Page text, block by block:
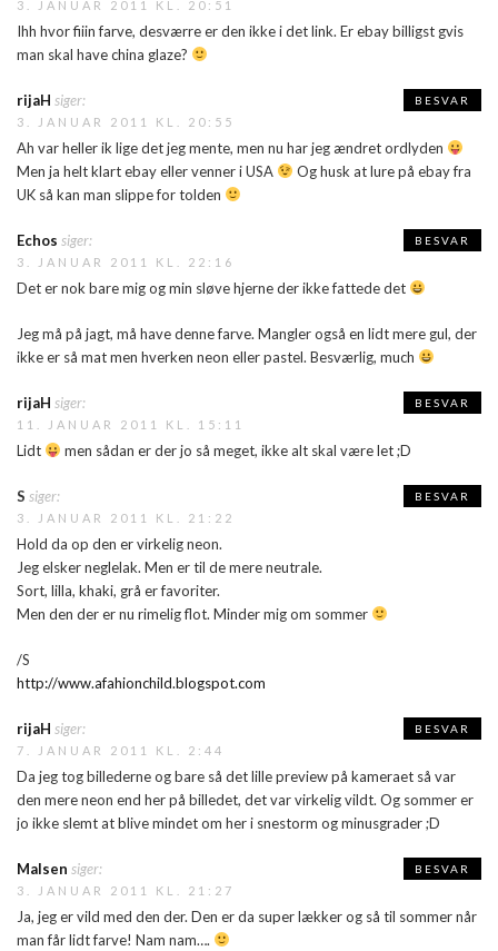
3. JANUAR 2011 KL. 20:51
Ihh hvor fiiin farve, desværre er den ikke i det link. Er ebay billigst gvis
man skal have china glaze?
rijaH siger:
3. JANUAR 2011 KL. 20:55
Ah var heller ik lige det jeg mente, men nu har jeg ændret ordlyden
Men ja helt klart ebay eller venner i USA
Og husk at lure på ebay fra
UK så kan man slippe for tolden
BESVAR
Echos siger:
3. JANUAR 2011 KL. 22:16
Det er nok bare mig og min sløve hjerne der ikke fattede det
Jeg må på jagt, må have denne farve. Mangler også en lidt mere gul, der
ikke er så mat men hverken neon eller pastel. Besværlig, much
BESVAR
rijaH siger:
11. JANUAR 2011 KL. 15:11
Lidt men sådan er der jo så meget, ikke alt skal være let ;D
BESVAR
S siger:
3. JANUAR 2011 KL. 21:22
Hold da op den er virkelig neon.
Jeg elsker neglelak. Men er til de mere neutrale.
Sort, lilla, khaki, grå er favoriter.
Men den der er nu rimelig flot. Minder mig om sommer
/S
http://www.afahionchild.blogspot.com
BESVAR
rijaH siger:
7. JANUAR 2011 KL. 2:44
Da jeg tog billederne og bare så det lille preview på kameraet så var
den mere neon end her på billedet, det var virkelig vildt. Og sommer er
jo ikke slemt at blive mindet om her i snestorm og minusgrader ;D
BESVAR
Malsen siger:
3. JANUAR 2011 KL. 21:27
Ja, jeg er vild med den der. Den er da super lækker og så til sommer når
man får lidt farve! Nam nam….
BESVAR